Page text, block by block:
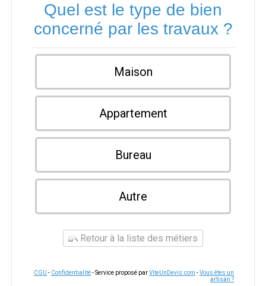
Quel est le type de bien
concerné par les travaux ?
Maison
Appartement
Bureau
Autre
Retour à la liste des métiers
CGU - Confidentialité- Service proposé parViteUnDevis.com -Vous êtes un
artisan ?